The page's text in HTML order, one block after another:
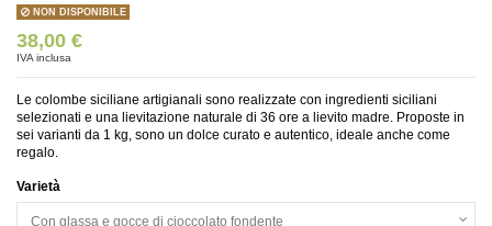
NON DISPONIBILE
38,00 €
IVA inclusa
Le colombe siciliane artigianali sono realizzate con ingredienti siciliani
selezionati e una lievitazione naturale di 36 ore a lievito madre. Proposte in
sei varianti da 1 kg, sono un dolce curato e autentico, ideale anche come
regalo.
Varietà